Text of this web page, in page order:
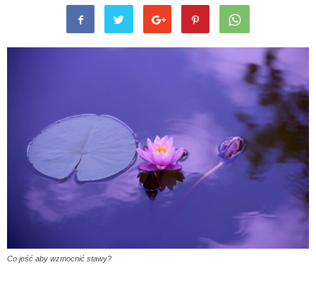
Co jeść aby wzmocnić stawy?